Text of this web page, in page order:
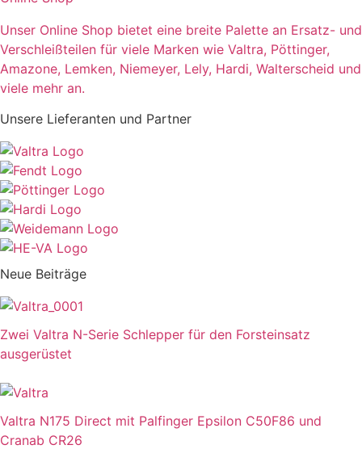
Unser Online Shop bietet eine breite Palette an Ersatz- und
Verschleißteilen für viele Marken wie Valtra, Pöttinger,
Amazone, Lemken, Niemeyer, Lely, Hardi, Walterscheid und
viele mehr an.
Unsere Lieferanten und Partner
Neue Beiträge
Zwei Valtra N-Serie Schlepper für den Forsteinsatz
ausgerüstet
Valtra N175 Direct mit Palfinger Epsilon C50F86 und
Cranab CR26